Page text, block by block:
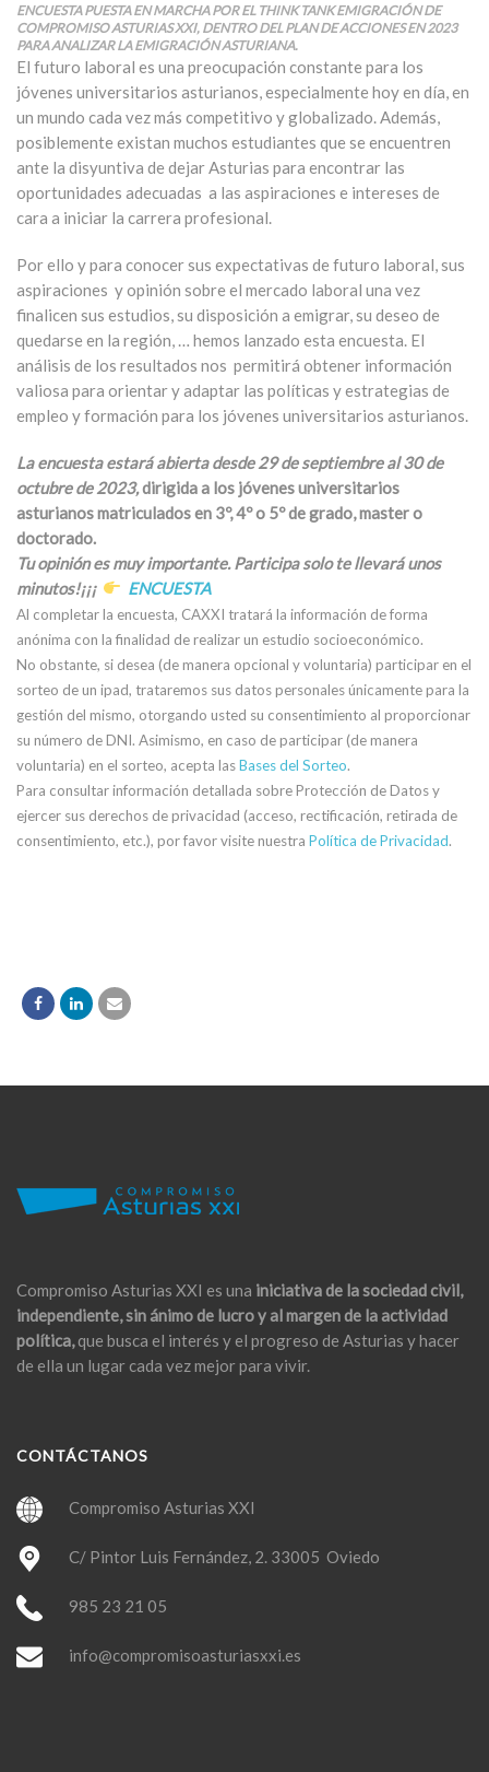
ENCUESTA PUESTA EN MARCHA POR EL THINK TANK EMIGRACIÓN DE
COMPROMISO ASTURIAS XXI, DENTRO DEL PLAN DE ACCIONES EN 2023
PARA ANALIZAR LA EMIGRACIÓN ASTURIANA.
El futuro laboral es una preocupación constante para los
jóvenes universitarios asturianos, especialmente hoy en día, en
un mundo cada vez más competitivo y globalizado. Además,
posiblemente existan muchos estudiantes que se encuentren
ante la disyuntiva de dejar Asturias para encontrar las
oportunidades adecuadas a las aspiraciones e intereses de
cara a iniciar la carrera profesional.
Por ello y para conocer sus expectativas de futuro laboral, sus
aspiraciones y opinión sobre el mercado laboral una vez
finalicen sus estudios, su disposición a emigrar, su deseo de
quedarse en la región, … hemos lanzado esta encuesta. El
análisis de los resultados nos permitirá obtener información
valiosa para orientar y adaptar las políticas y estrategias de
empleo y formación para los jóvenes universitarios asturianos.
La encuesta estará abierta desde 29 de septiembre al 30 de
octubre de 2023,dirigida a los jóvenes universitarios
asturianos matriculados en 3º, 4º o 5º de grado, master o
doctorado.
Tu opinión es muy importante. Participa solo te llevará unos
minutos!¡¡¡
ENCUESTA
Al completar la encuesta, CAXXI tratará la información de forma
anónima con la finalidad de realizar un estudio socioeconómico.
No obstante, si desea (de manera opcional y voluntaria) participar en el
sorteo de un ipad, trataremos sus datos personales únicamente para la
gestión del mismo, otorgando usted su consentimiento al proporcionar
su número de DNI. Asimismo, en caso de participar (de manera
voluntaria) en el sorteo, acepta lasBases del Sorteo.
Para consultar información detallada sobre Protección de Datos y
ejercer sus derechos de privacidad (acceso, rectificación, retirada de
consentimiento, etc.), por favor visite nuestra Política de Privacidad.
Compromiso Asturias XXI es una iniciativa de la sociedad civil,
independiente, sin ánimo de lucro y al margen de la actividad
política,que busca el interés y el progreso de Asturias y hacer
de ella un lugar cada vez mejor para vivir.
CONTÁCTANOS
Compromiso Asturias XXI
C/ Pintor Luis Fernández, 2. 33005 Oviedo
985 23 21 05
info@compromisoasturiasxxi.es